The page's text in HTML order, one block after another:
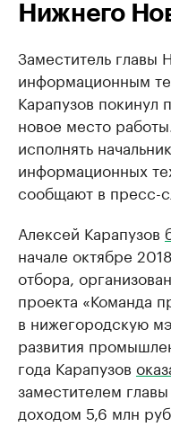
Нижнего
Заместитель главы
информационным
Карапузов покинул
новое место
исполнять
информационных
сообщают в пресс-
Алексей Карапузов
начале октябре
отбора,
проекта «Команда
в нижегородскую
развития
года Карапузов
заместителем
доходом 5,6 млн руб.